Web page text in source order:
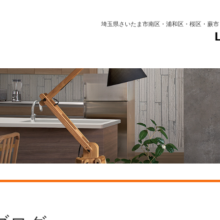
埼玉県さいたま市南区・浦和区・桜区・蕨